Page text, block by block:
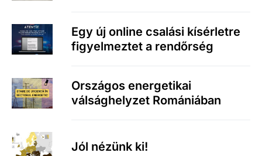
Egy új online csalási kísérletre
figyelmeztet a rendőrség
Országos energetikai
válsághelyzet Romániában
Jól nézünk ki!